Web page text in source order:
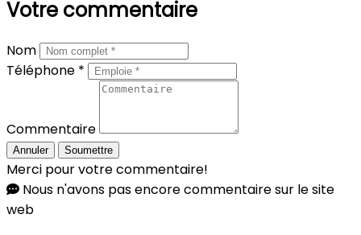
Votre commentaire
Nom
Téléphone *
Commentaire
Annuler Soumettre
Merci pour votre commentaire!
Nous n'avons pas encore commentaire sur le site
web